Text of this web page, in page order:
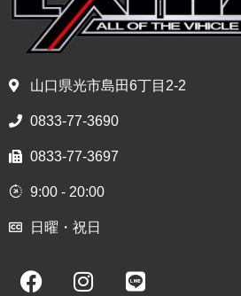
山口県光市島田6丁目2-2
0833-77-3690
0833-77-3697
9:00 - 20:00
日曜・祝日